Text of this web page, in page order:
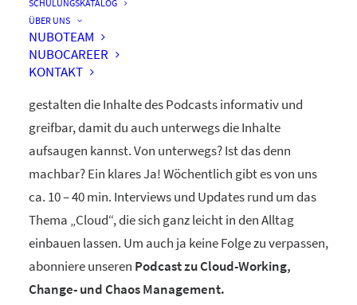
SCHULUNGSKATALOG
ÜBER UNS
NUBOTEAM
NUBOCAREER
KONTAKT
Herzlich Willkommen! Du hast nuboRadio – unseren
ganz eigenenPodcast zur Digitalisierung
Unsere beiden Moderatoren Dominique und Markus
gestalten die Inhalte des Podcasts informativ und
greifbar, damit du auch unterwegs die Inhalte
aufsaugen kannst. Von unterwegs? Ist das denn
machbar? Ein klares Ja! Wöchentlich gibt es von uns
ca. 10 – 40 min. Interviews und Updates rund um das
Thema „Cloud“, die sich ganz leicht in den Alltag
einbauen lassen. Um auch ja keine Folge zu verpassen,
abonniere unseren Podcast zu Cloud-Working,
Change- und Chaos Management.